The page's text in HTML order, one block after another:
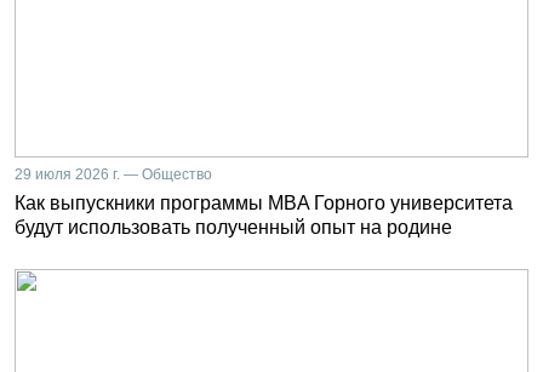
29 июля 2026 г. — Общество
Как выпускники программы MBA Горного университета
будут использовать полученный опыт на родине